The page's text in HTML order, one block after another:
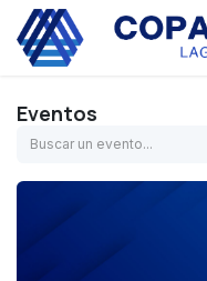
Ir al contenido
Eventos